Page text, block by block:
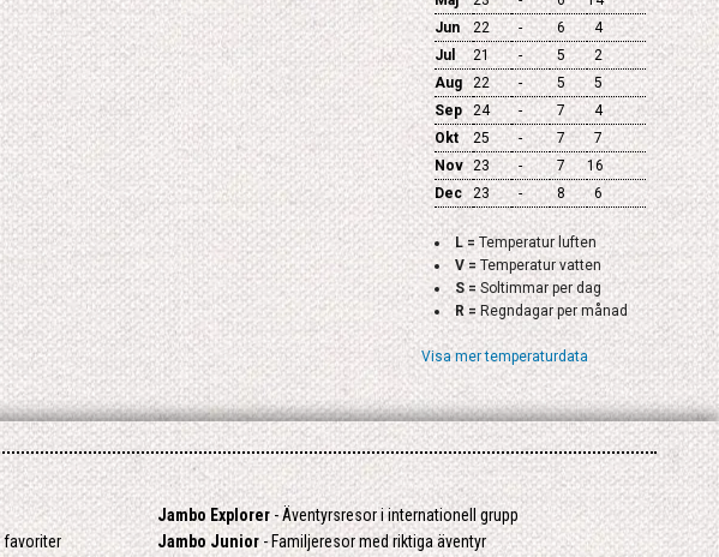
Jun
22 - 6
4
Jul
21 - 5
2
Aug
22 - 5
5
Sep
24 - 7
4
Okt
25 - 7
7
Nov
23 - 7
16
Dec
23 - 8 6
L =Temperatur luften
V = Temperatur vatten
S =Soltimmar per dag
R =Regndagar per månad
Visa mer temperaturdata
Jambo Explorer - Äventyrsresor i internationell grupp
favoriter Jambo Junior - Familjeresor med riktiga äventyr